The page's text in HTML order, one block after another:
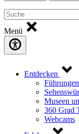
Menü
Entdecken
Führungen
Museen
360 Grad
Webcams